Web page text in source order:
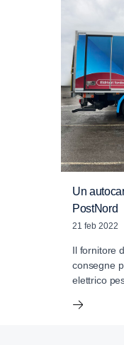
Un
PostNord
21 feb 2022
Il fornitore
consegne
elettrico